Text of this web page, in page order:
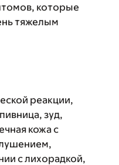
которые
тяжелым
реакции,
зуд,
кожа с
с лихорадкой,